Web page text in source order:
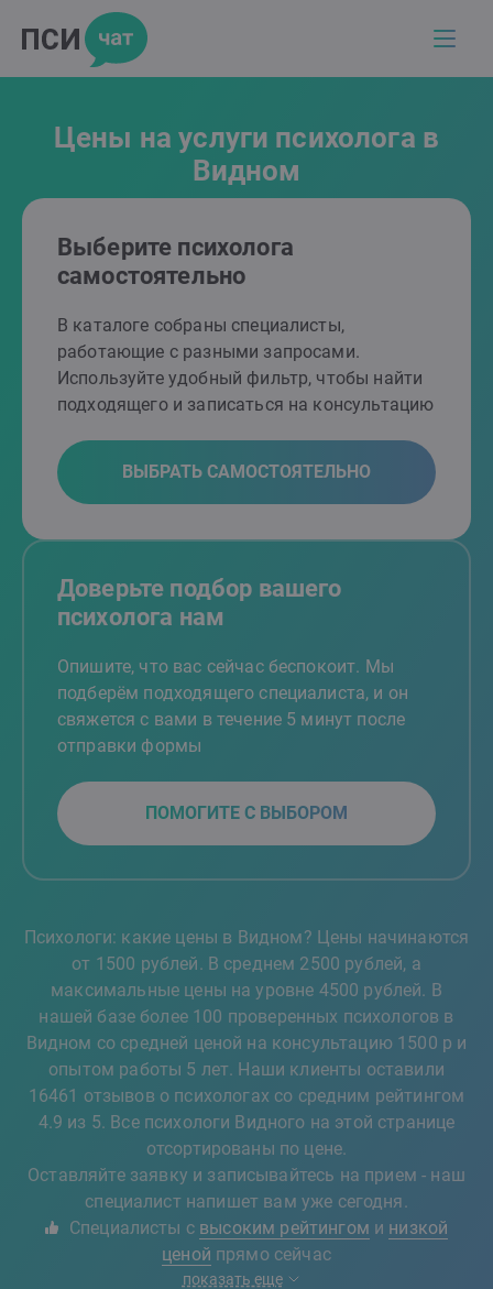
Цены на услуги психолога в
Видном
Выберите психолога
самостоятельно
В каталоге собраны специалисты,
работающие с разными запросами.
Используйте удобный фильтр, чтобы найти
подходящего и записаться на консультацию
ВЫБРАТЬ САМОСТОЯТЕЛЬНО
Доверьте подбор вашего
психолога нам
Опишите, что вас сейчас беспокоит. Мы
подберём подходящего специалиста, и он
свяжется с вами в течение 5 минут после
отправки формы
ПОМОГИТЕ С ВЫБОРОМ
Психологи: какие цены в Видном? Цены начинаются
от 1500 рублей. В среднем 2500 рублей, а
максимальные цены на уровне 4500 рублей. В
нашей базе более 100 проверенных психологов в
Видном со средней ценой на консультацию 1500 р и
опытом работы 5 лет. Наши клиенты оставили
16461 отзывов о психологах со средним рейтингом
4.9 из 5. Все психологи Видного на этой странице
отсортированы по цене.
Оставляйте заявку и записывайтесь на прием - наш
специалист напишет вам уже сегодня.
Специалисты с высоким рейтингом и низкой
ценой прямо сейчас
показать еще